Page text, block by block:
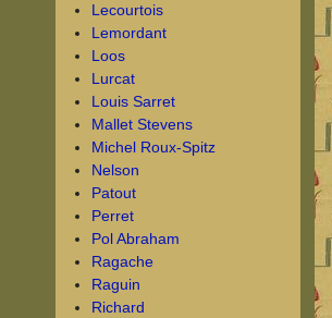
Lecourtois
Lemordant
Loos
Lurcat
Louis Sarret
Mallet Stevens
Michel Roux-Spitz
Nelson
Patout
Perret
Pol Abraham
Ragache
Raguin
Richard